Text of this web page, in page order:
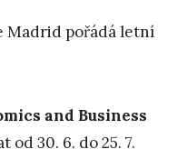
Madrid pořádá letní
and Business
od 30. 6. do 25. 7.